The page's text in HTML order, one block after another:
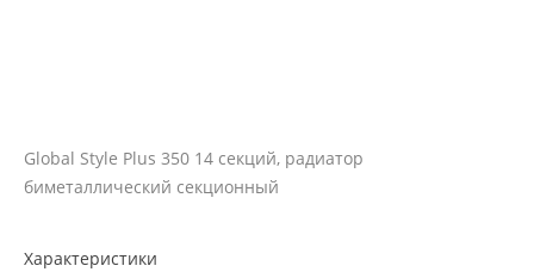
Global Style Plus 350 14 секций, радиатор
биметаллический секционный
Характеристики